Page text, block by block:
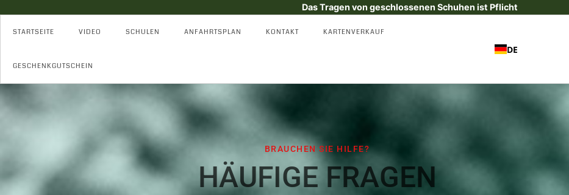
Das Tragen von geschlossenen Schuhen ist Pflicht
STARTSEITE VIDEO SCHULEN ANFAHRTSPLAN KONTAKT KARTENVERKAUF
GESCHENKGUTSCHEIN
DE
BRAUCHEN SIE HILFE?
HÄUFIGE FRAGEN